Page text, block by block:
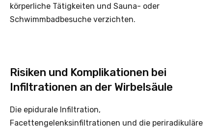
körperliche Tätigkeiten und Sauna- oder
Schwimmbadbesuche verzichten.
Risiken und Komplikationen bei
Infiltrationen an der Wirbelsäule
Die epidurale Infiltration,
Facettengelenksinfiltrationen und die periradikuläre